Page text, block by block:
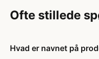
Ofte stillede
Hvad er navnet på